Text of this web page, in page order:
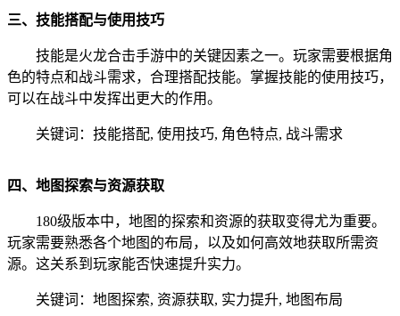
三、技能搭配与使用技巧
技能是火龙合击手游中的关键因素之一。玩家需要根据角
色的特点和战斗需求，合理搭配技能。掌握技能的使用技巧，
可以在战斗中发挥出更大的作用。
关键词：技能搭配, 使用技巧, 角色特点, 战斗需求
四、地图探索与资源获取
180级版本中，地图的探索和资源的获取变得尤为重要。
玩家需要熟悉各个地图的布局，以及如何高效地获取所需资
源。这关系到玩家能否快速提升实力。
关键词：地图探索, 资源获取, 实力提升, 地图布局